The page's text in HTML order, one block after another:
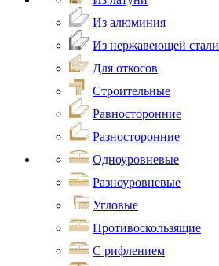
Из алюминия
Из нержавеющей стали
Для откосов
Строительные
Равносторонние
Разносторонние
Одноуровневые
Разноуровневые
Угловые
Противоскользящие
С рифлением